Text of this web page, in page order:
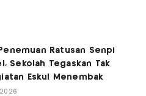
Ratusan Senpi
Sekolah Tegaskan Tak
Eskul Menembak
2026